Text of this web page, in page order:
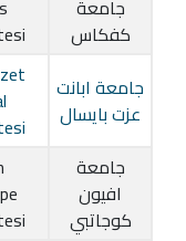
جامعة
كفكاس
جامعة ابانت
عزت بايسال
جامعة
افيون
كوجاتبي